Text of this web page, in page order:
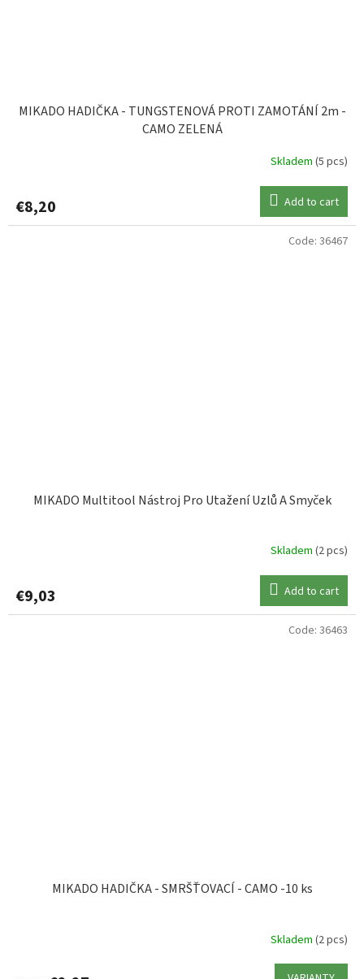
MIKADO HADIČKA - TUNGSTENOVÁ PROTI ZAMOTÁNÍ 2m -
CAMO ZELENÁ
Skladem (5 pcs)
€8,20 Add to cart
MIKADO Multitool Nástroj Pro Utažení Uzlů A Smyček
Skladem (2 pcs)
€9,03 Add to cart
Code: 36467
MIKADO HADIČKA - SMRŠŤOVACÍ - CAMO -10 ks
Skladem (2 pcs)
Code: 36463